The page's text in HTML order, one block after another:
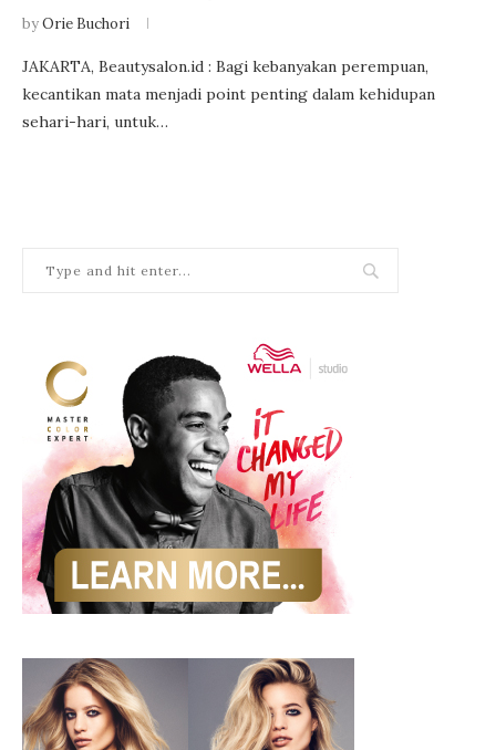
byOrie Buchori
JAKARTA, Beautysalon.id : Bagi kebanyakan perempuan,
kecantikan mata menjadi point penting dalam kehidupan
sehari-hari, untuk…